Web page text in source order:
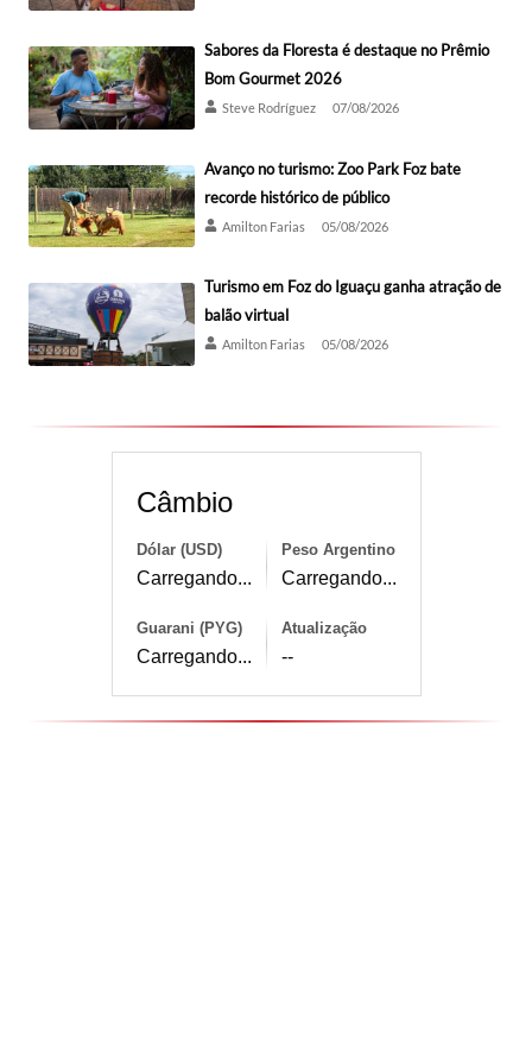
Sabores da Floresta é destaque no Prêmio
Bom Gourmet 2026
Steve Rodríguez 07/08/2026
Avanço no turismo: Zoo Park Foz bate
recorde histórico de público
Amilton Farias 05/08/2026
Turismo em Foz do Iguaçu ganha atração de
balão virtual
Amilton Farias 05/08/2026
Câmbio
Dólar (USD)
Carregando...
Peso Argentino
Carregando...
Guarani (PYG)
Carregando...
Atualização
--